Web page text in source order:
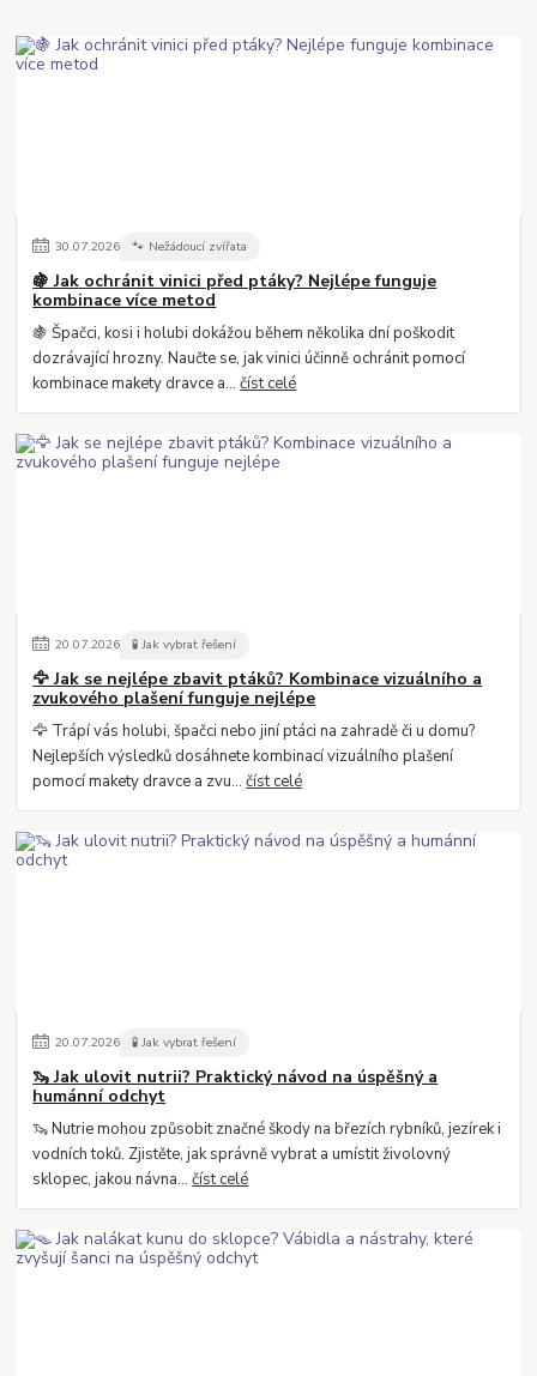
30.07.2026 🐾 Nežádoucí zvířata
🍇 Jak ochránit vinici před ptáky? Nejlépe funguje
kombinace více metod
🍇 Špačci, kosi i holubi dokážou během několika dní poškodit
dozrávající hrozny. Naučte se, jak vinici účinně ochránit pomocí
kombinace makety dravce a...číst celé
20.07.2026 🧪 Jak vybrat řešení
🦅 Jak se nejlépe zbavit ptáků? Kombinace vizuálního a
zvukového plašení funguje nejlépe
🦅 Trápí vás holubi, špačci nebo jiní ptáci na zahradě či u domu?
Nejlepších výsledků dosáhnete kombinací vizuálního plašení
pomocí makety dravce a zvu...číst celé
20.07.2026 🧪 Jak vybrat řešení
🦦 Jak ulovit nutrii? Praktický návod na úspěšný a
humánní odchyt
🦦 Nutrie mohou způsobit značné škody na březích rybníků, jezírek i
vodních toků. Zjistěte, jak správně vybrat a umístit živolovný
sklopec, jakou návna...číst celé